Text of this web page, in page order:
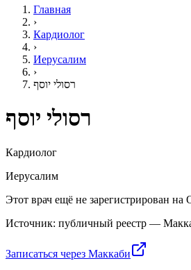
Главная
›
Кардиолог
›
Иерусалим
›
רסולי יוסף
רסולי יוסף
Кардиолог
Иерусалим
Этот врач ещё не зарегистрирован на
Источник: публичный реестр —
Записаться через Маккаби